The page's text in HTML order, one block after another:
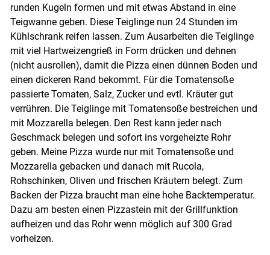
runden Kugeln formen und mit etwas Abstand in eine
Teigwanne geben. Diese Teiglinge nun 24 Stunden im
Kühlschrank reifen lassen. Zum Ausarbeiten die Teiglinge
mit viel Hartweizengrieß in Form drücken und dehnen
(nicht ausrollen), damit die Pizza einen dünnen Boden und
einen dickeren Rand bekommt. Für die Tomatensoße
passierte Tomaten, Salz, Zucker und evtl. Kräuter gut
verrühren. Die Teiglinge mit Tomatensoße bestreichen und
mit Mozzarella belegen. Den Rest kann jeder nach
Geschmack belegen und sofort ins vorgeheizte Rohr
geben. Meine Pizza wurde nur mit Tomatensoße und
Mozzarella gebacken und danach mit Rucola,
Rohschinken, Oliven und frischen Kräutern belegt. Zum
Backen der Pizza braucht man eine hohe Backtemperatur.
Dazu am besten einen Pizzastein mit der Grillfunktion
aufheizen und das Rohr wenn möglich auf 300 Grad
vorheizen.